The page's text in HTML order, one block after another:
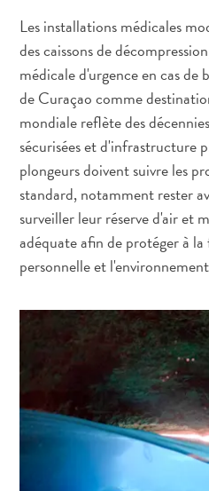
Blue
Wave
Plongée
et
Curaçao
Les installations médicales
des caissons de
médicale d'urgence en cas de
de Curaçao comme
mondiale reflète des
sécurisées et d'infrastructure
plongeurs doivent suivre les
standard, notamment rester
surveiller leur réserve d'air et
adéquate afin de protéger à
personnelle et